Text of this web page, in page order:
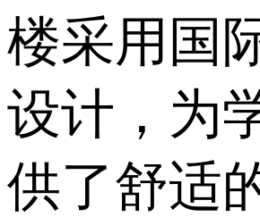
楼采用国
设计，为
供了舒适